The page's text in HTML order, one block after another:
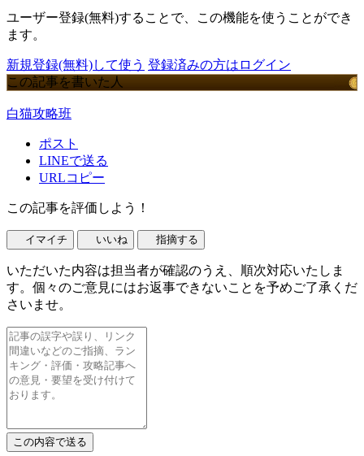
ユーザー登録(無料)することで、この機能を使うことができ
ます。
新規登録(無料)して使う 登録済みの方はログイン
この記事を書いた人
白猫攻略班
ポスト
LINEで送る
URLコピー
この記事を評価しよう！
イマイチ いいね 指摘する
いただいた内容は担当者が確認のうえ、順次対応いたしま
す。個々のご意見にはお返事できないことを予めご了承くだ
さいませ。